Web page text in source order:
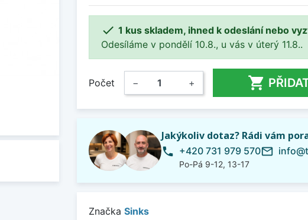
 1 kus skladem, ihned k odeslání nebo
Odesíláme v pondělí 10.8., u vás v úterý 11.8..
Počet − + 
Jakýkoliv dotaz? Rádi vám
phone +420 731 979 570
Po-Pá 9-12, 13-17
mail_outline
Značka Sinks